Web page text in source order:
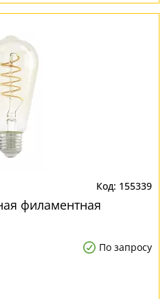
155339
филаментная
По запросу